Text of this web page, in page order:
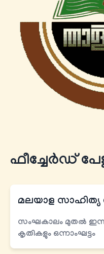
ഫീച്ചേര്‍ഡ്
മലയാള
സംഘകാലം മുതല്‍
കൃതികളും ഒന്നാംഘട്ടം